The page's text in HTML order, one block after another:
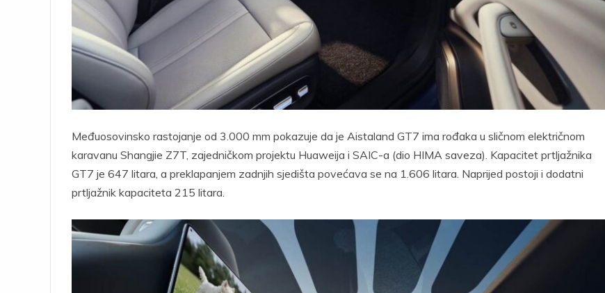
Međuosovinsko rastojanje od 3.000 mm pokazuje da je Aistaland GT7 ima rođaka u sličnom električnom
karavanu Shangjie Z7T, zajedničkom projektu Huaweija i SAIC-a (dio HIMA saveza). Kapacitet prtljažnika
GT7 je 647 litara, a preklapanjem zadnjih sjedišta povećava se na 1.606 litara. Naprijed postoji i dodatni
prtljažnik kapaciteta 215 litara.